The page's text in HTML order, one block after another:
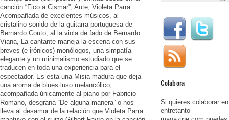
canción “Fico a Cismar”, Aute, Violeta Parra.
Acompañada de excelentes músicos, al
cristalino sonido de la guitarra portuguesa de
Bernardo Couto, al la viola de fado de Bernardo
Viana, La cantante maneja la escena con sus
breves (e irónicos) monólogos, una simpatía
elegante y un minimalismo estudiado que se
traducen en toda una experiencia para el
espectador. Es esta una Misia madura que deja
una aroma de blues luso melancólico,
acompañada únicamente al piano por Fabricio
Romano, desgrana “De alguna manera” o nos
lleva al desamor de la relación que Violeta Parra
Colabora
Si quieres colaborar en
entretanto